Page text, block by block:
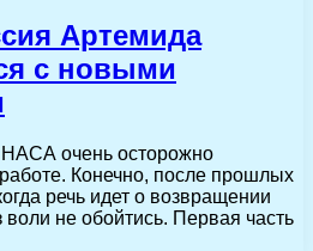
Артемида
с новыми
очень осторожно
Конечно, после прошлых
речь идет о возвращении
не обойтись. Первая часть